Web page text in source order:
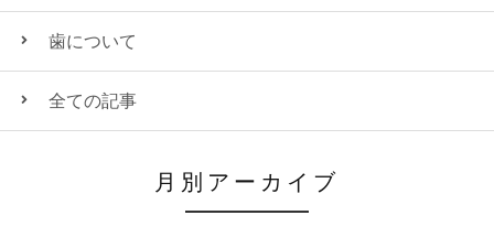
歯について
全ての記事
月別アーカイブ